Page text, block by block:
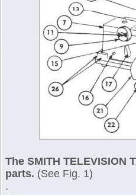
The SMITH TELEVISION
parts. (See Fig. 1)
.